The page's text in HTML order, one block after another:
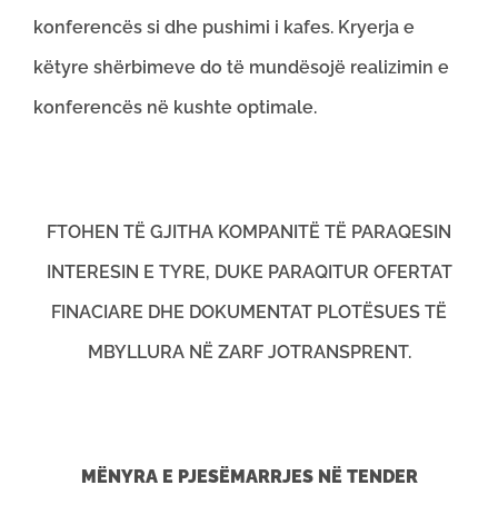
konferencës si dhe pushimi i kafes. Kryerja e
këtyre shërbimeve do të mundësojë realizimin e
konferencës në kushte optimale.
FTOHEN TË GJITHA KOMPANITË TË PARAQESIN
INTERESIN E TYRE, DUKE PARAQITUR OFERTAT
FINACIARE DHE DOKUMENTAT PLOTËSUES TË
MBYLLURA NË ZARF JOTRANSPRENT.
MËNYRA E PJESËMARRJES NË TENDER